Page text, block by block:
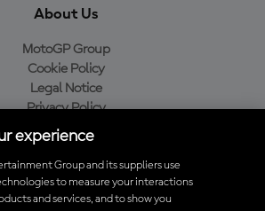
About Us
MotoGP Group
Cookie Policy
Legal Notice
Privacy Policy
Purchase Policy
o aplicativo oficial da MotoGP™
experience
Group and its suppliers use
to measure your interactions
and services, and to show you